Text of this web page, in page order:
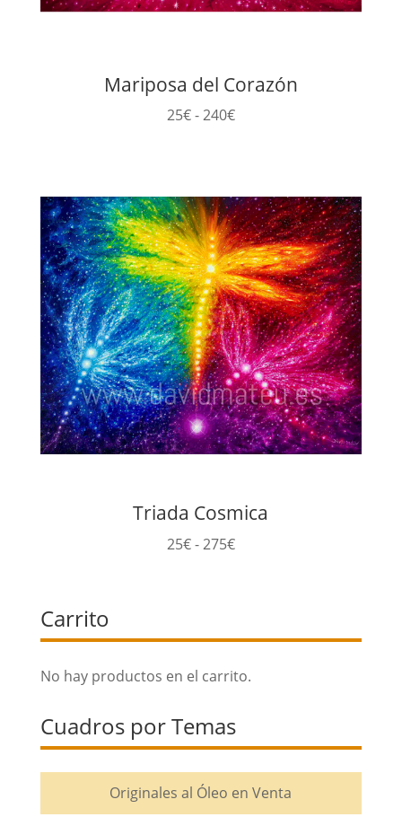
Mariposa del Corazón
25€-240€Rango
25€
hasta
240€
Triada Cosmica
25€-275€Rango
25€
Carrito
No hay productos en el carrito.
Cuadros por Temas
Originales al Óleo en Venta